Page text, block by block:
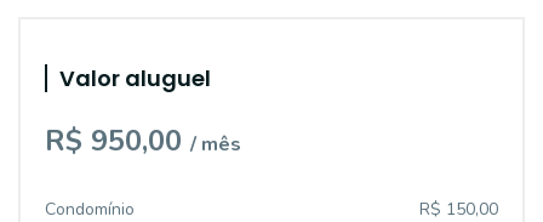
Valor aluguel
R$ 950,00 / mês
Condomínio R$ 150,00